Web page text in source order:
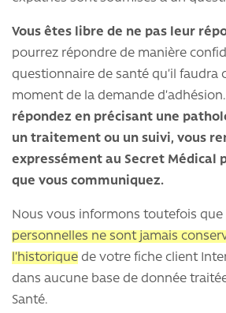
Vous êtes libre de ne pas leur
pourrez répondre de manière
questionnaire de santé qu’il faudra
moment de la demande d’adhésion.
répondez en précisant une
un traitement ou un suivi, vous
expressément au Secret Médical
que vous communiquez.
Nous vous informons toutefois que
personnelles ne sont jamais
l’historique de votre fiche client
dans aucune base de donnée
Santé.